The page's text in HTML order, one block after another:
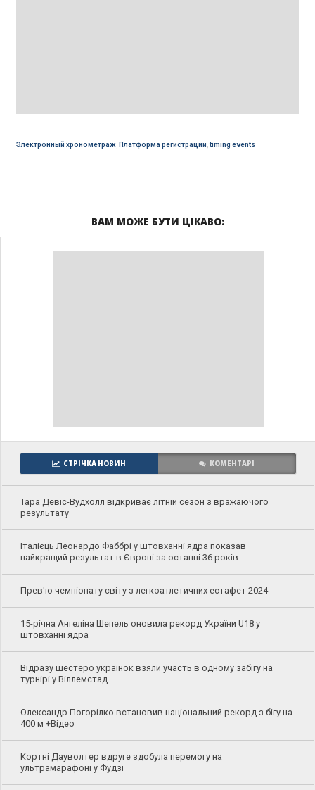
Электронный хронометраж, Платформа регистрации,timing events
ВАМ МОЖЕ БУТИ ЦІКАВО:
СТРІЧКА НОВИН КОМЕНТАРІ
Тара Девіс-Вудхолл відкриває літній сезон з вражаючого
результату
Італієць Леонардо Фаббрі у штовханні ядра показав
найкращий результат в Європі за останні 36 років
Прев'ю чемпіонату світу з легкоатлетичних естафет 2024
15-річна Ангеліна Шепель оновила рекорд України U18 у
штовханні ядра
Відразу шестеро українок взяли участь в одному забігу на
турнірі у Віллемстад
Олександр Погорілко встановив національний рекорд з бігу на
400 м +Відео
Кортні Дауволтер вдруге здобула перемогу на
ультрамарафоні у Фудзі